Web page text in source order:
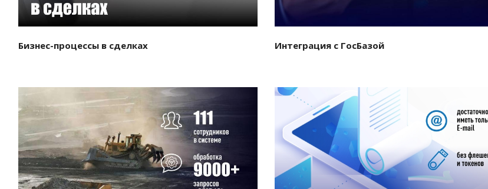
Бизнес-процессы в сделках Интеграция с ГосБазой
Смотреть проект Смотреть проект